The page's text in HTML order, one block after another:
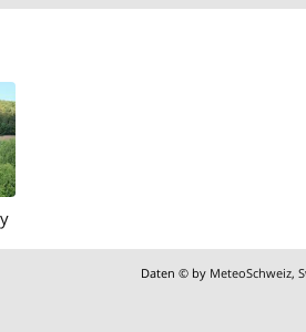
Daten © by MeteoSchweiz,